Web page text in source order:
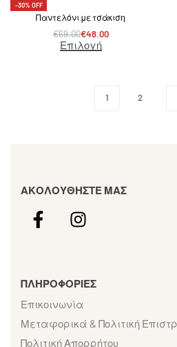
-30% OFF
Παντελόνι με τσάκιση
€69.00€48.00
Επιλογή
1 2
ΑΚΟΛΟΥΘΗΣΤΕ ΜΑΣ
ΠΛΗΡΟΦΟΡΙΕΣ
Επικοινωνία
Μεταφορικά & Πολιτική
Πολιτική Απορρήτου